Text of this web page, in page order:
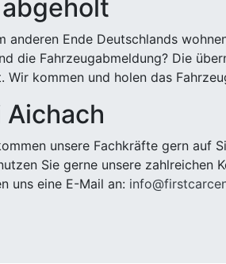
anderen Ende Deutschlands
die Fahrzeugabmeldung? Die
kommen und holen das
Aichach
unsere Fachkräfte gern auf
Sie gerne unsere zahlreichen
uns eine E-Mail an: